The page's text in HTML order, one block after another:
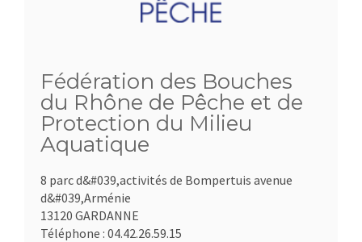
Fédération des Bouches
du Rhône de Pêche et de
Protection du Milieu
Aquatique
8 parc d&#039,activités de Bompertuis avenue
d&#039,Arménie
13120 GARDANNE
Téléphone : 04.42.26.59.15